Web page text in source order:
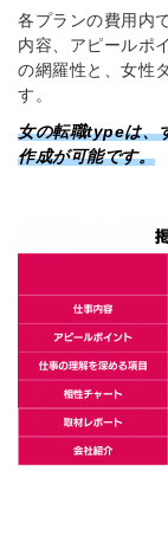
各プランの費用内
内容、アピールポ
の網羅性と、女性
す。
女の転職typeは、
作成が可能です。